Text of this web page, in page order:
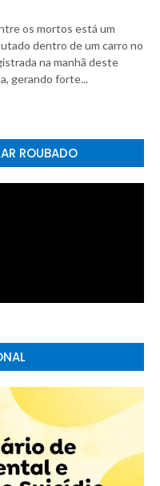
os mortos está um
dentro de um carro no
na manhã deste
gerando forte...
ROUBADO